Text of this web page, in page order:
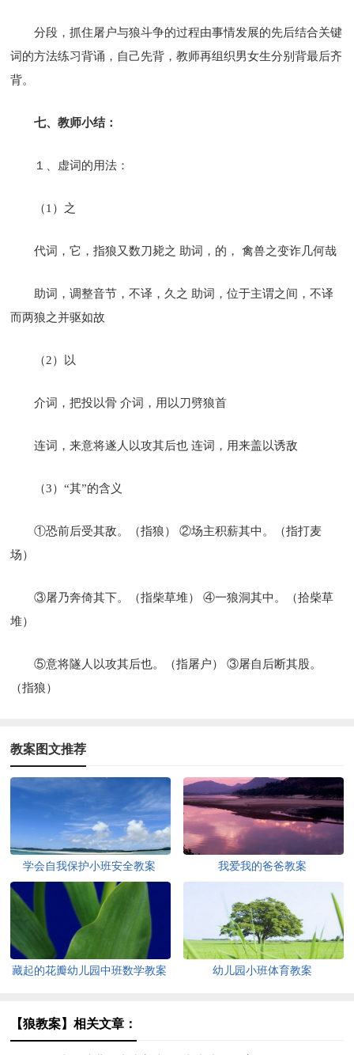
分段，抓住屠户与狼斗争的过程由事情发展的先后结合关键
词的方法练习背诵，自己先背，教师再组织男女生分别背最后齐
背。
七、教师小结：
１、虚词的用法：
（1）之
代词，它，指狼又数刀毙之 助词，的， 禽兽之变诈几何哉
助词，调整音节，不译，久之 助词，位于主谓之间，不译
而两狼之并驱如故
（2）以
介词，把投以骨 介词，用以刀劈狼首
连词，来意将遂人以攻其后也 连词，用来盖以诱敌
（3）“其”的含义
①恐前后受其敌。（指狼） ②场主积薪其中。（指打麦
场）
③屠乃奔倚其下。（指柴草堆） ④一狼洞其中。（拾柴草
堆）
⑤意将隧人以攻其后也。（指屠户） ③屠自后断其股。
（指狼）
教案图文推荐
学会自我保护小班安全教案 我爱我的爸爸教案
藏起的花瓣幼儿园中班数学教案 幼儿园小班体育教案
【狼教案】相关文章：